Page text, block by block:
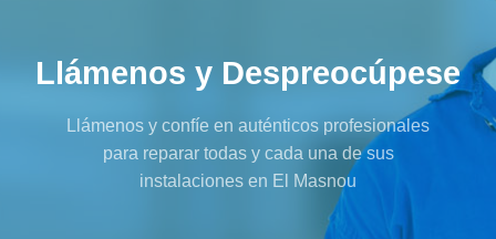
Llámenos y Despreocúpese
Llámenos y confíe en auténticos profesionales
para reparar todas y cada una de sus
instalaciones en El Masnou